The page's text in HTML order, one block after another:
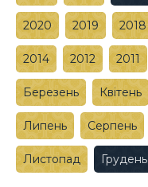
2020 2019 2018
2014 2012 2011
Березень Квітень
Липень Серпень
Листопад Грудень